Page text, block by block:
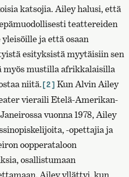
katsojia. Ailey halusi, että
teattereiden
ja että osaan
esityksistä myytäisiin sen
myös mustilla afrikkalaisilla
niitä.[2] Kun Alvin Ailey
vieraili Etelä-Amerikan-
vuonna 1978, Ailey
-opettajia ja
oopperataloon
osallistumaan
Ailey yllättyi, kun